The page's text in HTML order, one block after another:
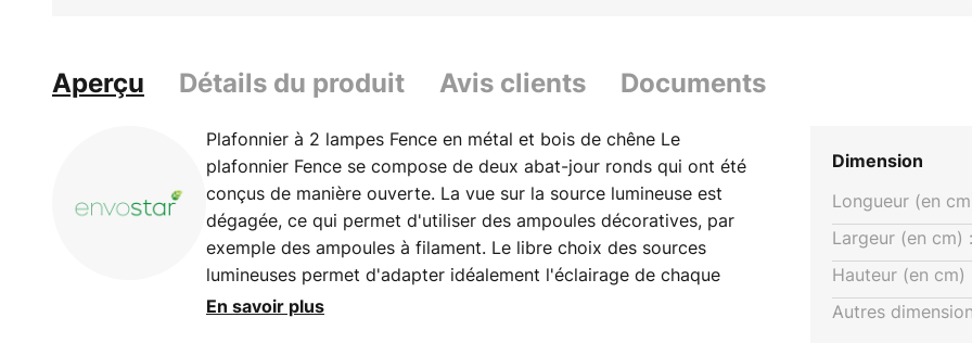
Aperçu Détails du produit Avis clients Documents
Plafonnier à 2 lampes Fence en métal et bois de chêne Le
plafonnier Fence se compose de deux abat-jour ronds qui ont été
conçus de manière ouverte. La vue sur la source lumineuse est
dégagée, ce qui permet d'utiliser des ampoules décoratives, par
exemple des ampoules à filament. Le libre choix des sources
lumineuses permet d'adapter idéalement l'éclairage de chaque
pièce d'habitation aux préférences et aux conditions
En savoir plus
Dimension
Longueur (en
Largeur (en cm) :
Hauteur (en cm)
Autres